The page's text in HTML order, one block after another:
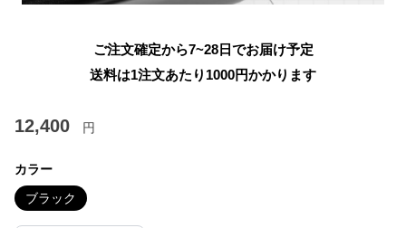
ご注文確定から7~28日でお届け予定
送料は1注文あたり 1000円かかります
12,400 円
カラー
ブラック